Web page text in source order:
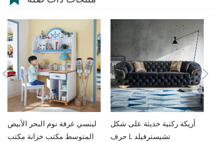
لينسي غرفة نوم البحر الأبيض
المتوسط مكتب خزانة مكتب
أريكة ركنية حديثة على شكل
حرف L تشيسترفيلد